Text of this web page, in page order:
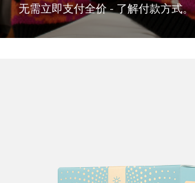
无需立即支付全价 - 了解付款方式。